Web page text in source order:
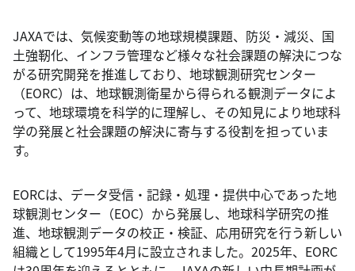
JAXAでは、気候変動等の地球規模課題、防災・減災、国
土強靭化、インフラ管理など様々な社会課題の解決につな
がる研究開発を推進しており、地球観測研究センター
（EORC）は、地球観測衛星から得られる観測データによ
って、地球環境を科学的に理解し、その知見により地球科
学の発展と社会課題の解決に寄与する役割を担っていま
す。
EORCは、データ受信・記録・処理・提供中心であった地
球観測センター（EOC）から発展し、地球科学研究の推
進、地球観測データの校正・検証、応用研究を行う新しい
組織として1995年4月に設立されました。2025年、EORC